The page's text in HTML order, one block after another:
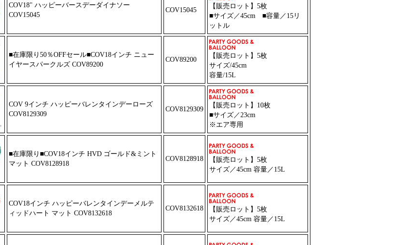
COV18" ハッピーバースデーダイナソー
COV15045
COV15045
【販売ロット】5枚
■サイズ／45cm ■容量／15リ
ットル
■在庫限り50％OFFセール■COV18イ ンチ ニュー
イヤースパークルズ COV89200
COV89200
【販売ロット】5枚
サイズ/45cm
容量/15L
COV 9インチ ハッピーバレンタインデーローズ
COV8129309
COV8129309
【販売ロット】10枚
■サイズ／23cm
※エア専用
■在庫限り■COV18インチ HVD ゴールド&ミント
マット COV8128918
COV8128918
【販売ロット】5枚
サイズ／45cm 容量／15L
COV18インチ ハッピーバレンタインデーメルテ
ィッドハート マット COV8132618
COV8132618
【販売ロット】5枚
サイズ／45cm 容量／15L